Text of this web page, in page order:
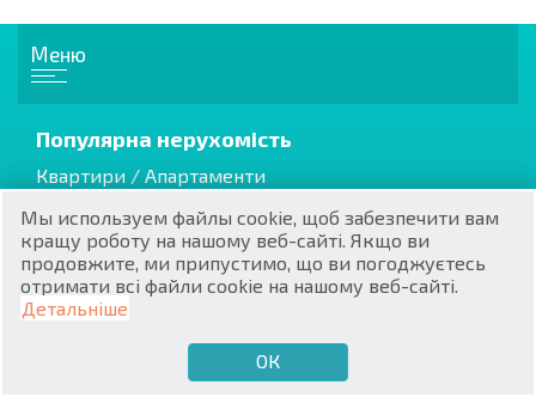
€
$
₽
₴
zł
PL
Меню
Популярна нерухомість
Квартири / Апартаменти
Будинки / Вілли
Котеджі / Таунхауси
Вторинна нерухомість
Нерухомість від забудовника
Мы используем файлы cookie, щоб забезпечити вам
кращу роботу на нашому веб-сайті. Якщо ви
продовжите, ми припустимо, що ви погоджуєтесь
отримати всі файли cookie на нашому веб-сайті.
Детальніше
ОК